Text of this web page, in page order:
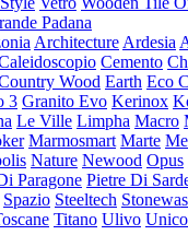
Padana
Architecture Ardesia
Cemento
Wood Earth Eco
3 Granito Evo Kerinox
Le Ville Limpha Macro
Marmosmart Marte
Nature Newood Opus
Paragone Pietre Di
Spazio Steeltech
Titano Ulivo